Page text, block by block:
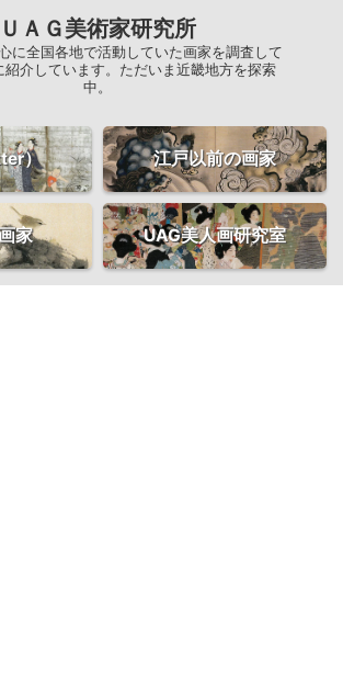
ＵＡＧ美術家研究所
に全国各地で活動していた画家を調査して
紹介しています。ただいま近畿地方を探索
中。
） 江戸以前の画家
家 UAG美人画研究室